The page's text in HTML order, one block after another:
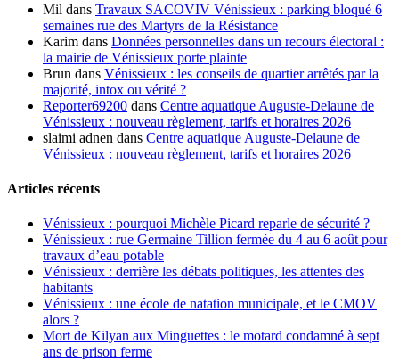
Mil dans Travaux SACOVIV Vénissieux : parking bloqué 6
semaines rue des Martyrs de la Résistance
Karim dans Données personnelles dans un recours électoral :
la mairie de Vénissieux porte plainte
Brun dans Vénissieux : les conseils de quartier arrêtés par la
majorité, intox ou vérité ?
Reporter69200 dans Centre aquatique Auguste-Delaune de
Vénissieux : nouveau règlement, tarifs et horaires 2026
slaimi adnen dans Centre aquatique Auguste-Delaune de
Vénissieux : nouveau règlement, tarifs et horaires 2026
Articles récents
Vénissieux : pourquoi Michèle Picard reparle de sécurité ?
Vénissieux : rue Germaine Tillion fermée du 4 au 6 août pour
travaux d’eau potable
Vénissieux : derrière les débats politiques, les attentes des
habitants
Vénissieux : une école de natation municipale, et le CMOV
alors ?
Mort de Kilyan aux Minguettes : le motard condamné à sept
ans de prison ferme